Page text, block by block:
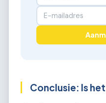
Conclusie: Is